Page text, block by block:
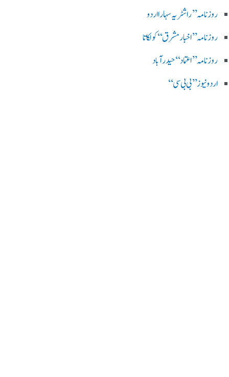
روز نامہ ’’راشٹریہ سہارا اردو
روزنامہ ’’اخبارمشرق‘‘ کولکاتا
روزنامہ ’’اعتماد‘‘ حیدرآباد
اردو نیوز ’’بی بی سی‘‘